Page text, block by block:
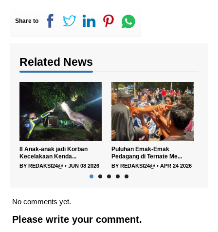
Share to
Related News
08 2026
Puluhan Emak-Emak
Pedagang di Ternate Me...
BYREDAKSI24@ • APR 24 2026
Dihantam Gelombang,
Longboat POB 8 Orang...
BYREDAKSI24@ •APR 18 2026
No comments yet.
Please write your comment.